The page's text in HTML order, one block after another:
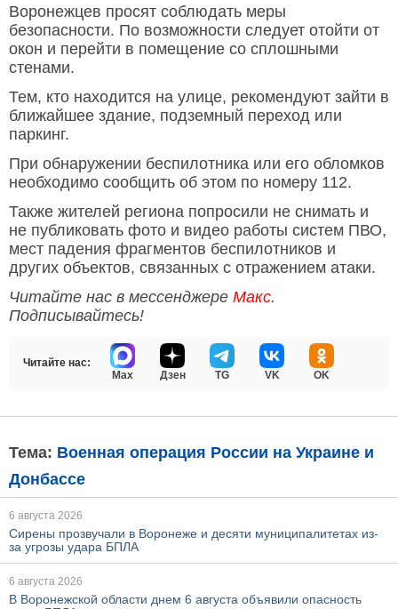
Воронежцев просят соблюдать меры
безопасности. По возможности следует отойти от
окон и перейти в помещение со сплошными
стенами.
Тем, кто находится на улице, рекомендуют зайти в
ближайшее здание, подземный переход или
паркинг.
При обнаружении беспилотника или его обломков
необходимо сообщить об этом по номеру 112.
Также жителей региона попросили не снимать и
не публиковать фото и видео работы систем ПВО,
мест падения фрагментов беспилотников и
других объектов, связанных с отражением атаки.
Читайте нас в мессенджере Макс.
Подписывайтесь!
Читайте нас:
Max
Дзен TG VK OK
Тема: Военная операция России на Украине и
Донбассе
6 августа 2026
Сирены прозвучали в Воронеже и десяти муниципалитетах из-
за угрозы удара БПЛА
6 августа 2026
В Воронежской области днем 6 августа объявили опасность